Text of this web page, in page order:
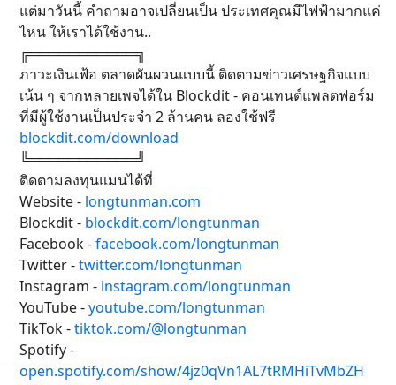
แต่มาวันนี้ คำถามอาจเปลี่ยนเป็น ประเทศคุณมีไฟฟ้ามากแค่
ไหน ให้เราได้ใช้งาน..
╔═══════════╗
ภาวะเงินเฟ้อ ตลาดผันผวนแบบนี้ ติดตามข่าวเศรษฐกิจแบบ
เน้น ๆ จากหลายเพจได้ใน Blockdit - คอนเทนต์แพลตฟอร์ม
ที่มีผู้ใช้งานเป็นประจำ 2 ล้านคน ลองใช้ฟรี
blockdit.com/download
╚═══════════╝
ติดตามลงทุนแมนได้ที่
Website - longtunman.com
Blockdit - blockdit.com/longtunman
Facebook -facebook.com/longtunman
Twitter -twitter.com/longtunman
Instagram - instagram.com/longtunman
YouTube -youtube.com/longtunman
TikTok -tiktok.com/@longtunman
Spotify -
open.spotify.com/show/4jz0qVn1AL7tRMHiTvMbZH